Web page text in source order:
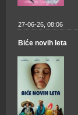
27-06-26, 08:06
Biće novih leta